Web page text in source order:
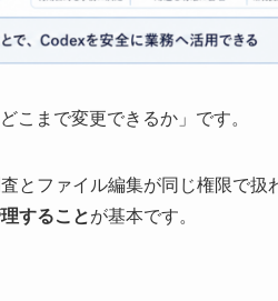
こまで変更できるか」です。
とファイル編集が同じ権限で扱
することが基本です。